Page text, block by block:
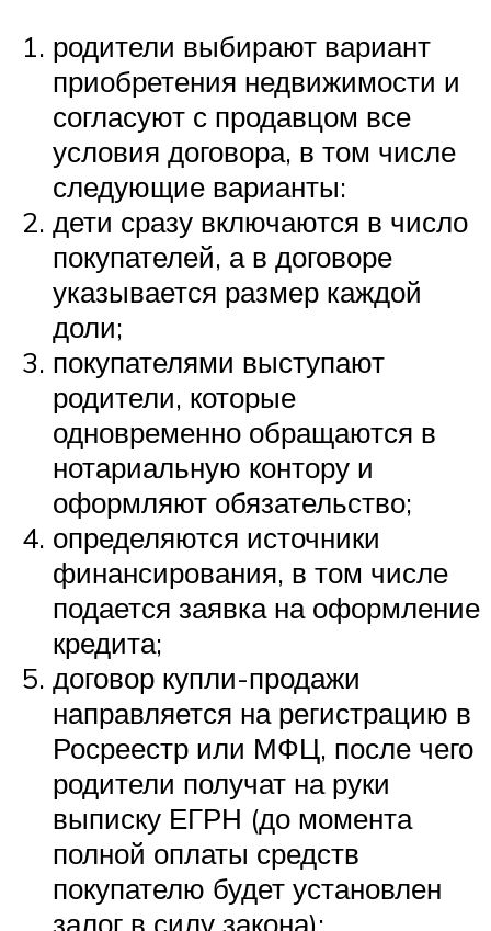
родители выбирают вариант
приобретения недвижимости и
согласуют с продавцом все
условия договора, в том числе
следующие варианты:
дети сразу включаются в число
покупателей, а в договоре
указывается размер каждой
доли;
покупателями выступают
родители, которые
одновременно обращаются в
нотариальную контору и
оформляют обязательство;
определяются источники
финансирования, в том числе
подается заявка на оформление
кредита;
договор купли-продажи
направляется на регистрацию в
Росреестр или МФЦ, после чего
родители получат на руки
выписку ЕГРН (до момента
полной оплаты средств
покупателю будет установлен
залог в силу закона);